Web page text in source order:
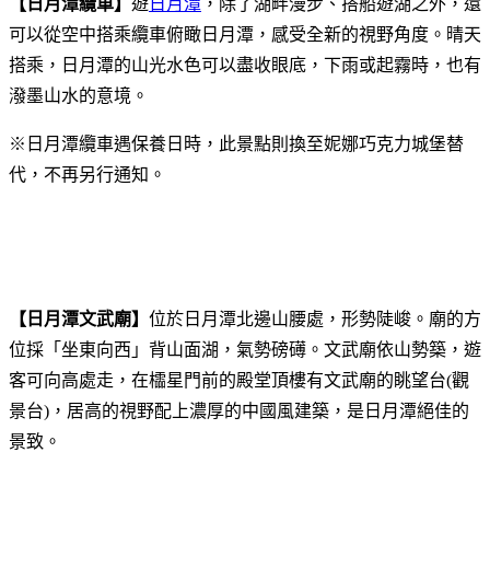
可以從空中搭乘纜車俯瞰日月潭，感受全新的視野角度。晴天
搭乘，日月潭的山光水色可以盡收眼底，下雨或起霧時，也有
潑墨山水的意境。
※日月潭纜車遇保養日時，此景點則換至妮娜巧克力城堡替
代，不再另行通知。
【日月潭文武廟】 位於日月潭北邊山腰處，形勢陡峻。廟的方
位採「坐東向西」背山面湖，氣勢磅礡。文武廟依山勢築，遊
客可向高處走，在櫺星門前的殿堂頂樓有文武廟的眺望台(觀
景台)，居高的視野配上濃厚的中國風建築，是日月潭絕佳的
景致。